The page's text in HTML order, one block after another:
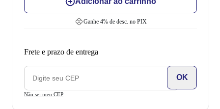
Ganhe 4% de desc. no PIX
Frete e prazo de entrega
OK
Não sei meu CEP